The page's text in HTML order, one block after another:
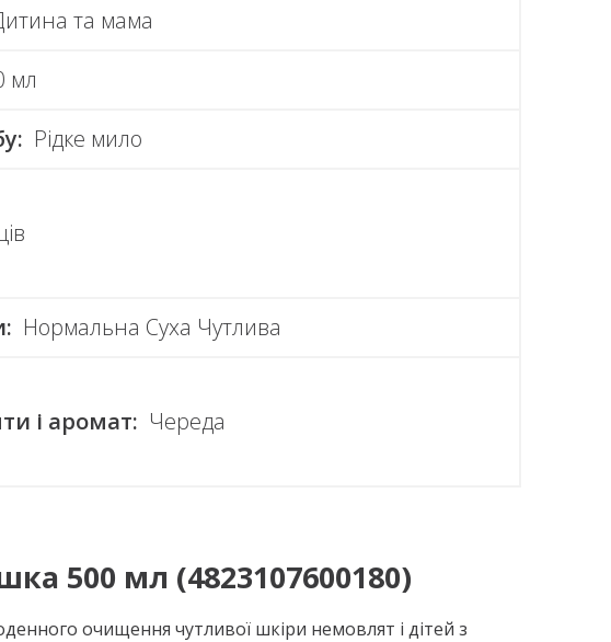
та мама
мл
Рідке мило
Нормальна Суха Чутлива
і аромат: Череда
500 мл (4823107600180)
очищення чутливої шкіри немовлят і дітей з